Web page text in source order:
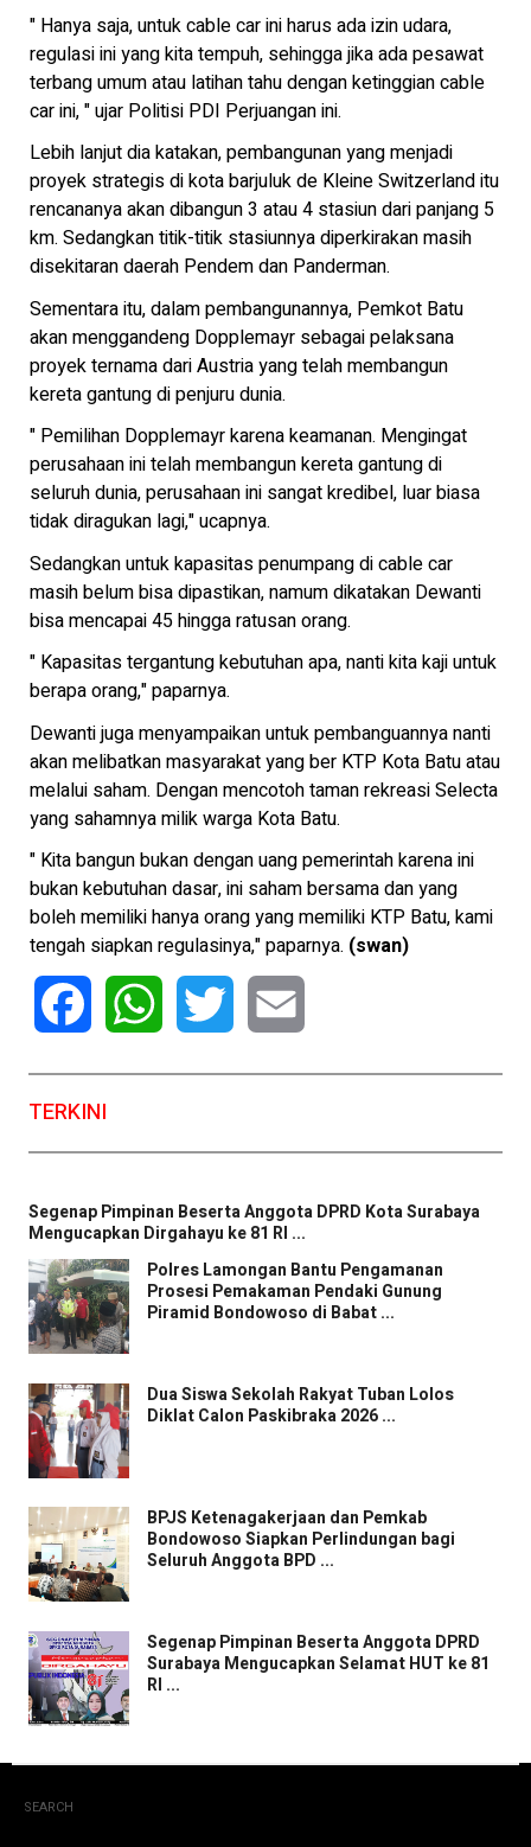
" Hanya saja, untuk cable car ini harus ada izin udara,
regulasi ini yang kita tempuh, sehingga jika ada pesawat
terbang umum atau latihan tahu dengan ketinggian cable
car ini, " ujar Politisi PDI Perjuangan ini.
Lebih lanjut dia katakan, pembangunan yang menjadi
proyek strategis di kota barjuluk de Kleine Switzerland itu
rencananya akan dibangun 3 atau 4 stasiun dari panjang 5
km. Sedangkan titik-titik stasiunnya diperkirakan masih
disekitaran daerah Pendem dan Panderman.
Sementara itu, dalam pembangunannya, Pemkot Batu
akan menggandeng Dopplemayr sebagai pelaksana
proyek ternama dari Austria yang telah membangun
kereta gantung di penjuru dunia.
" Pemilihan Dopplemayr karena keamanan. Mengingat
perusahaan ini telah membangun kereta gantung di
seluruh dunia, perusahaan ini sangat kredibel, luar biasa
tidak diragukan lagi," ucapnya.
Sedangkan untuk kapasitas penumpang di cable car
masih belum bisa dipastikan, namum dikatakan Dewanti
bisa mencapai 45 hingga ratusan orang.
" Kapasitas tergantung kebutuhan apa, nanti kita kaji untuk
berapa orang," paparnya.
Dewanti juga menyampaikan untuk pembanguannya nanti
akan melibatkan masyarakat yang ber KTP Kota Batu atau
melalui saham. Dengan mencotoh taman rekreasi Selecta
yang sahamnya milik warga Kota Batu.
" Kita bangun bukan dengan uang pemerintah karena ini
bukan kebutuhan dasar, ini saham bersama dan yang
boleh memiliki hanya orang yang memiliki KTP Batu, kami
tengah siapkan regulasinya," paparnya. (swan)
TERKINI
Segenap Pimpinan Beserta Anggota DPRD Kota Surabaya
Mengucapkan Dirgahayu ke 81 RI ...
Polres Lamongan Bantu Pengamanan
Prosesi Pemakaman Pendaki Gunung
Piramid Bondowoso di Babat ...
Dua Siswa Sekolah Rakyat Tuban Lolos
Diklat Calon Paskibraka 2026 ...
BPJS Ketenagakerjaan dan Pemkab
Bondowoso Siapkan Perlindungan bagi
Seluruh Anggota BPD ...
Segenap Pimpinan Beserta Anggota DPRD
Surabaya Mengucapkan Selamat HUT ke 81
RI ...
SEARCH